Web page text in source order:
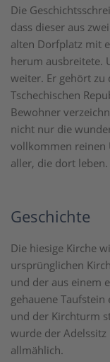
Die
dass dieser aus
alten Dorfplatz mit
herum ausbreitete.
weiter. Er gehört zu
Tschechischen
Bewohner
nicht nur die
vollkommen reinen
aller, die dort leben.
Geschichte
Die hiesige Kirche
ursprünglichen
und der aus einem
gehauene
und der Kirchturm
wurde der
allmählich.